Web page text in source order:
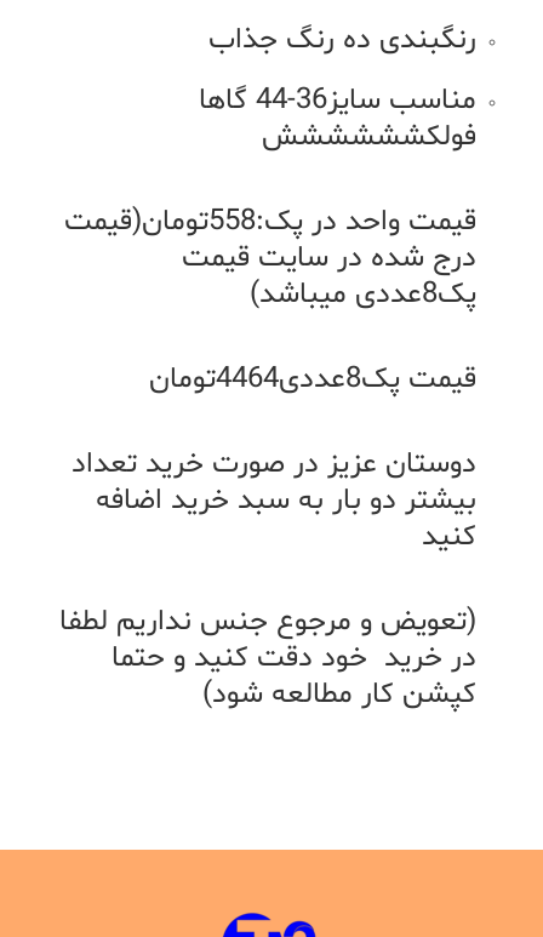
رنگبندی ده رنگ جذاب
مناسب سایز36-44 گاها
فولکشششششش
قیمت واحد در پک:558تومان(قیمت
درج شده در سایت قیمت
پک8عددی میباشد)
قیمت پک8عددی4464تومان
دوستان عزیز در صورت خرید تعداد
بیشتر دو بار به سبد خرید اضافه
کنید
(تعویض و مرجوع جنس نداریم لطفا
در خرید خود دقت کنید و حتما
کپشن کار مطالعه شود)